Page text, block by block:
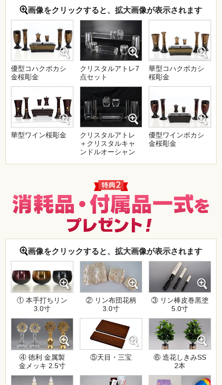
画像をクリックすると、拡大画像が表示されます
優型コハクボカシ
金桜彫金
クリスタルアトレ7
点セット
華型コハクボカシ
桜彫金
華型ワイン桜彫金
クリスタルアトレ
＋クリスタルキャ
ンドルオーシャン
優型ワインボカシ
金桜彫金
画像をクリックすると、拡大画像が表示されます
① 本手打ちリン
3.0寸
② リン布団花柄
3.0寸
③ リン棒皮巻黒塗
5.0寸
④ 徳利 金属製
金メッキ 2.5寸
⑤天目・三宝
⑥ 造花しきみSS
2本